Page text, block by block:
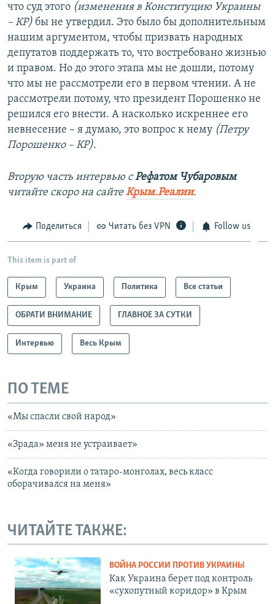
что суд этого (изменения в Конституцию Украины
– КР) бы не утвердил. Это было бы дополнительным
нашим аргументом, чтобы призвать народных
депутатов поддержать то, что востребовано жизнью
и правом. Но до этого этапа мы не дошли, потому
что мы не рассмотрели его в первом чтении. А не
рассмотрели потому, что президент Порошенко не
решился его внести. А насколько искреннее его
невнесение – я думаю, это вопрос к нему (Петру
Порошенко – КР).
Вторую часть интервью сРефатом Чубаровым
читайте скоро на сайтеКрым.Реалии.
Поделиться Читать без VPN Follow us
This item is part of
Крым Украина Политика Все статьи
ОБРАТИ ВНИМАНИЕ ГЛАВНОЕ ЗА СУТКИ
Интервью Весь Крым
ПО ТЕМЕ
«Мы спасли свой народ»
«Зрада» меня не устраивает»
«Когда говорили о татаро-монголах, весь класс
оборачивался на меня»
ЧИТАЙТЕ ТАКЖЕ:
ВОЙНА РОССИИ ПРОТИВ УКРАИНЫ
Как Украина берет под контроль
«сухопутный коридор» в Крым